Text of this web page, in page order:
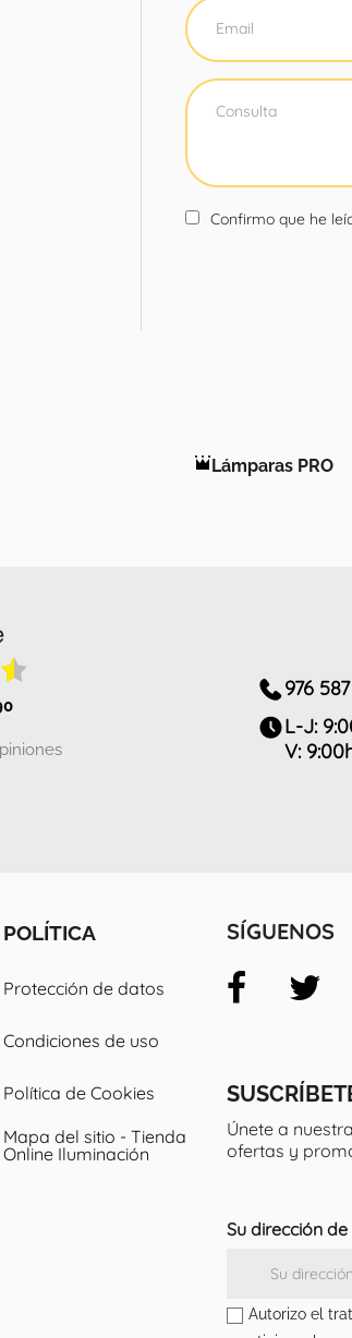
Confirmo que he
Lámparas PRO
976
L-J:
V:
POLÍTICA
Protección de datos
Condiciones de uso
Política de Cookies
Mapa del sitio - Tienda
Online Iluminación
Únete a
ofertas y
Su dirección
Autorizo el
SÍGUENOS